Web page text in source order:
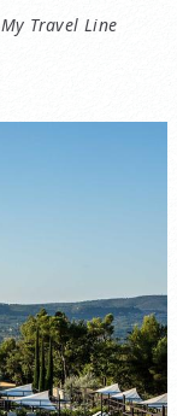
Travel Line